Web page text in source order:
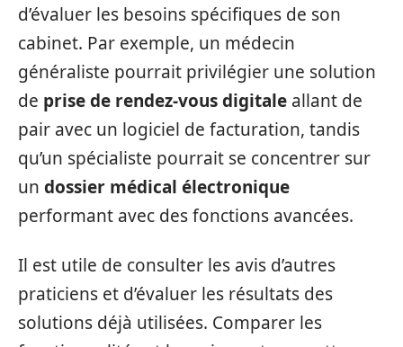
d’évaluer les besoins spécifiques de son
cabinet. Par exemple, un médecin
généraliste pourrait privilégier une solution
de prise de rendez-vous digitale allant de
pair avec un logiciel de facturation, tandis
qu’un spécialiste pourrait se concentrer sur
un dossier médical électronique
performant avec des fonctions avancées.
Il est utile de consulter les avis d’autres
praticiens et d’évaluer les résultats des
solutions déjà utilisées. Comparer les